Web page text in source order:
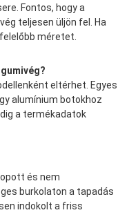
Fontos, hogy a
teljesen üljön fel. Ha
méretet.
eltérhet. Egyes
alumínium botokhoz
a termékadatok
és nem
burkolaton a tapadás
indokolt a friss